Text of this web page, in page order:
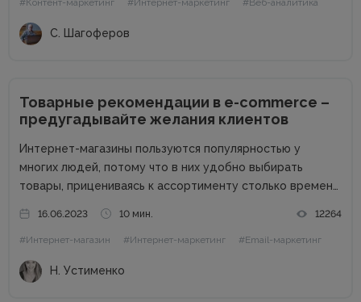
альтернативные сервисы и программы, чтобы не
поддерживать российского агрессора. Также
сотрудничество с...
С. Шагоферов
Товарные рекомендации в e-commerce –
предугадывайте желания клиентов
Интернет-магазины пользуются популярностью у
многих людей, потому что в них удобно выбирать
товары, прицениваясь к ассортименту столько времени,
комфортной обстановке без назойливых консультантов.
Но в этом кроется и минус онлайн-торговли – нет
возможности...
16.06.2023 10 мин. 12264
#Интернет-магазин #Интернет-маркетинг #Email-маркетинг
Н. Устименко